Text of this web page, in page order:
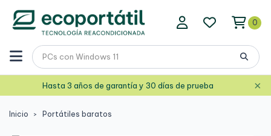
0
Hasta 3 años de garantía y 30 días de prueba ×
Inicio Portátiles baratos